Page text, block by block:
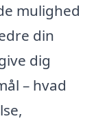
mulighed
din
dig
– hvad